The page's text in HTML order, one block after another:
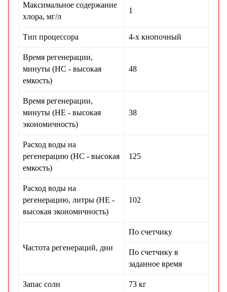
Максимальное содержание
хлора, мг/л
1
Тип процессора 4-х кнопочный
Время регенерации,
минуты (НС - высокая
емкость)
48
Время регенерации,
минуты (НЕ - высокая
экономичность)
38
Расход воды на
регенерацию (НС - высокая
емкость)
125
Расход воды на
регенерацию, литры (НЕ -
высокая экономичность)
102
Частота регенераций, дни
По счетчику
По счетчику в
заданное время
Запас соли 73 кг